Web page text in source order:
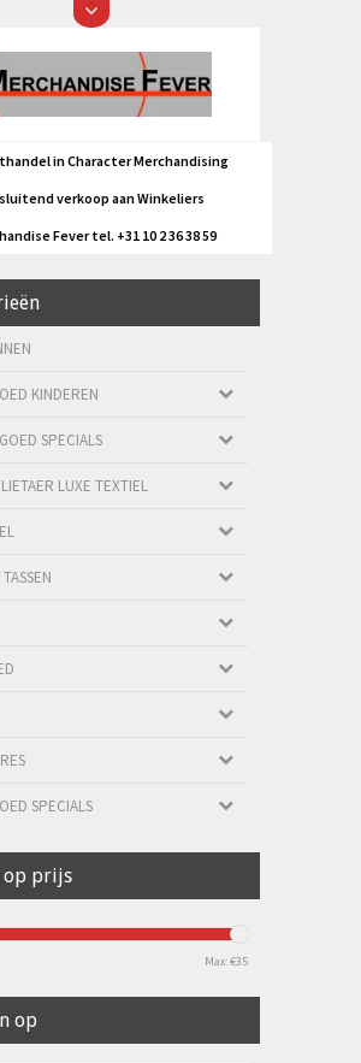
in Character Merchandising
verkoop aan Winkeliers
Fever tel. +31 10 2 36 38 59
KINDEREN
SPECIALS
LUXE TEXTIEL
SPECIALS
op prijs
Max: €35
op